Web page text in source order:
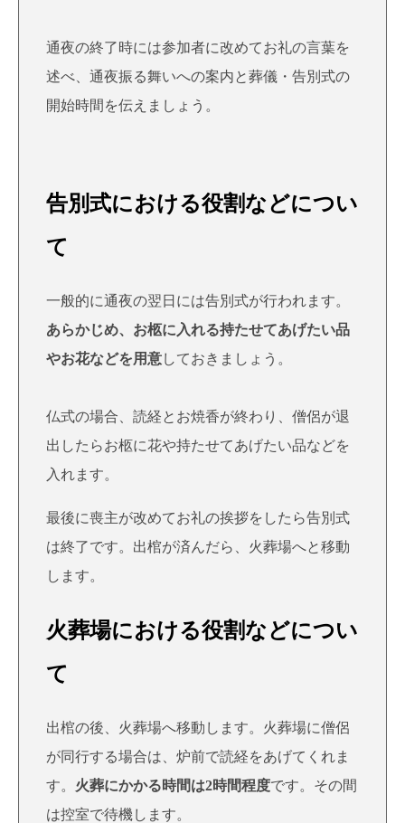
通夜の終了時には参加者に改めてお礼の言葉を
述べ、通夜振る舞いへの案内と葬儀・告別式の
開始時間を伝えましょう。
告別式における役割などについ
て
一般的に通夜の翌日には告別式が行われます。
あらかじめ、お柩に入れる持たせてあげたい品
やお花などを用意しておきましょう。
仏式の場合、読経とお焼香が終わり、僧侶が退
出したらお柩に花や持たせてあげたい品などを
入れます。
最後に喪主が改めてお礼の挨拶をしたら告別式
は終了です。出棺が済んだら、火葬場へと移動
します。
火葬場における役割などについ
て
出棺の後、火葬場へ移動します。火葬場に僧侶
が同行する場合は、炉前で読経をあげてくれま
す。 火葬にかかる時間は2時間程度です。その間
は控室で待機します。